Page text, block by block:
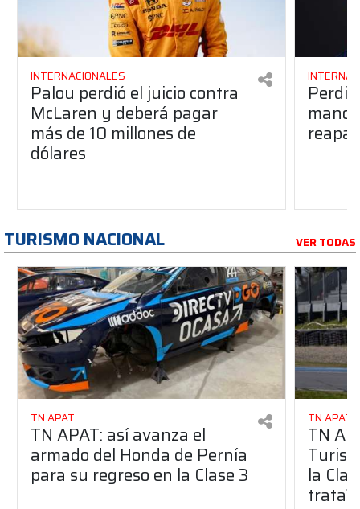
INTERNACIONALES
Palou perdió el juicio contra
McLaren y deberá pagar
más de 10 millones de
dólares
TURISMO NACIONAL VER TODAS
TN APAT
TN APAT: así avanza el
armado del Honda de Pernía
para su regreso en la Clase 3
TN APAT
TN
la
trata?